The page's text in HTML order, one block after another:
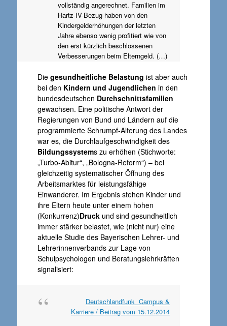
vollständig angerechnet. Familien im
Hartz-IV-Bezug haben von den
Kindergelderhöhungen der letzten
Jahre ebenso wenig profitiert wie von
den erst kürzlich beschlossenen
Verbesserungen beim Elterngeld. (…)
Die gesundheitliche Belastung ist aber auch
bei den Kindern und Jugendlichen in den
bundesdeutschen Durchschnittsfamilien
gewachsen. Eine politische Antwort der
Regierungen von Bund und Ländern auf die
programmierte Schrumpf-Alterung des Landes
war es, die Durchlaufgeschwindigkeit des
Bildungssystems zu erhöhen (Stichworte:
„Turbo-Abitur“, „Bologna-Reform“) – bei
gleichzeitig systematischer Öffnung des
Arbeitsmarktes für leistungsfähige
Einwanderer. Im Ergebnis stehen Kinder und
ihre Eltern heute unter einem hohen
(Konkurrenz)Druckund sind gesundheitlich
immer stärker belastet, wie (nicht nur) eine
aktuelle Studie des Bayerischen Lehrer- und
Lehrerinnenverbands zur Lage von
Schulpsychologen und Beratungslehrkräften
signalisiert:
Deutschlandfunk Campus &
Karriere / Beitrag vom 15.12.2014